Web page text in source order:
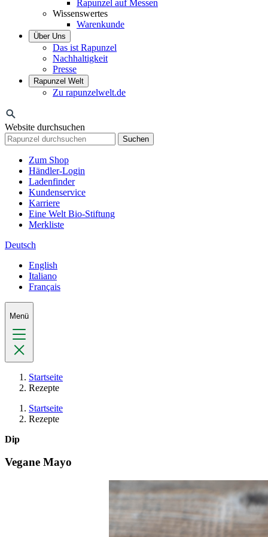
Rapunzel auf Messen
Wissenswertes
Warenkunde
Über Uns
Das ist Rapunzel
Nachhaltigkeit
Presse
Rapunzel Welt
Zu rapunzelwelt.de
Website durchsuchen
Suchen
Zum Shop
Händler-Login
Ladenfinder
Kundenservice
Karriere
Eine Welt Bio-Stiftung
Merkliste
Deutsch
English
Italiano
Français
Menü
Startseite
Rezepte
Startseite
Rezepte
Dip
Vegane Mayo